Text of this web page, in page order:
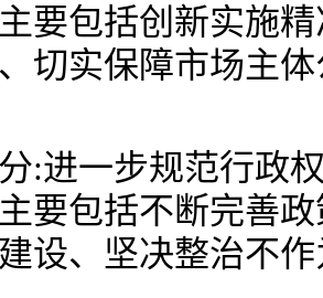
要包括创新实施
切实保障市场主
:进一步规范行政
要包括不断完善
设、坚决整治不